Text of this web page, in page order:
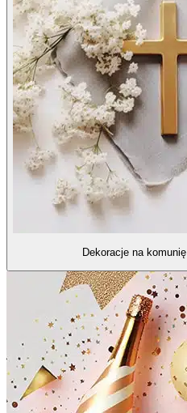
Dekoracje na komunię